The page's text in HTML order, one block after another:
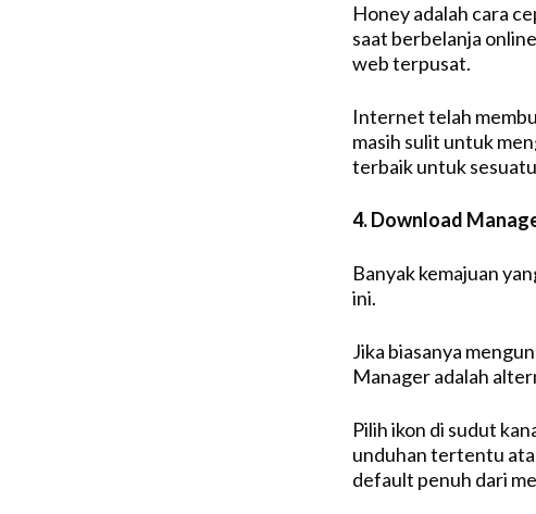
Honey adalah cara
saat berbelanja
web terpusat.
Internet telah
masih sulit untuk
terbaik untuk
4. Download
Banyak kemajuan
ini.
Jika biasanya
Manager adalah
Pilih ikon di sudut
unduhan tertentu
default penuh dari